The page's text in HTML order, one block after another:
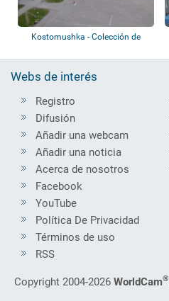
Kostomushka - Colección de
Webs de interés
Registro
Difusión
Añadir una webcam
Añadir una noticia
Acerca de nosotros
Facebook
YouTube
Política De Privacidad
Términos de uso
RSS
Copyright 2004-2026 WorldCam®